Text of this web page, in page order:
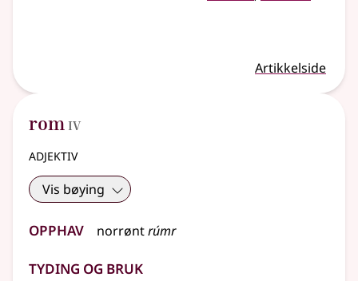
Artikkelside
rom 4
IV
adjektiv
Vis bøying
Opphav norrøntrúmr
Tyding og bruk